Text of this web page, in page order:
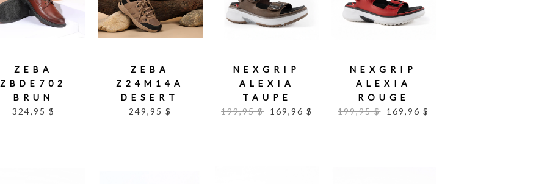
ZEBA
ZBDE702
BRUN
324,95 $
ZEBA
Z24M14A
DESERT
249,95 $
NEXGRIP
ALEXIA
TAUPE
199,95 $
169,96 $
NEXGRIP
ALEXIA
ROUGE
199,95 $
169,96 $